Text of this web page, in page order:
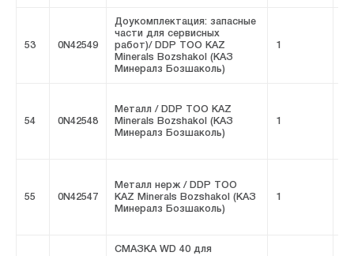
53 0N42549
Доукомплектация: запасные
части для сервисных
работ)/ DDP ТОО KAZ
Minerals Bozshakol (КАЗ
Минералз Бозшаколь)
1
54 0N42548
Металл / DDP ТОО KAZ
Minerals Bozshakol (КАЗ
Минералз Бозшаколь)
1
55 0N42547
Металл нерж / DDP ТОО
KAZ Minerals Bozshakol (КАЗ
Минералз Бозшаколь)
1
СМАЗКА WD 40 для